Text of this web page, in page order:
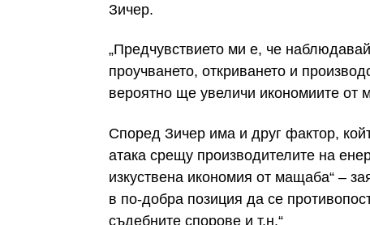
Зичер.
„Предчувствието ми е, че
проучването, откриването и
вероятно ще увеличи икономиите от
Според Зичер има и друг фактор,
атака срещу производителите на
изкуствена икономия от мащаба“ –
в по-добра позиция да се
съдебните спорове и т.н.“